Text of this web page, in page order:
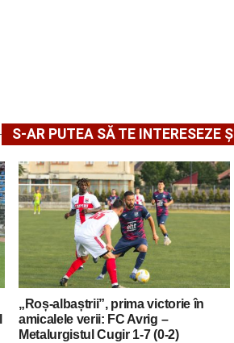
S-AR PUTEA SĂ TE INTERESEZE ȘI
„Roș-albaștrii”, prima victorie în
amicalele verii: FC Avrig –
Metalurgistul Cugir 1-7 (0-2)